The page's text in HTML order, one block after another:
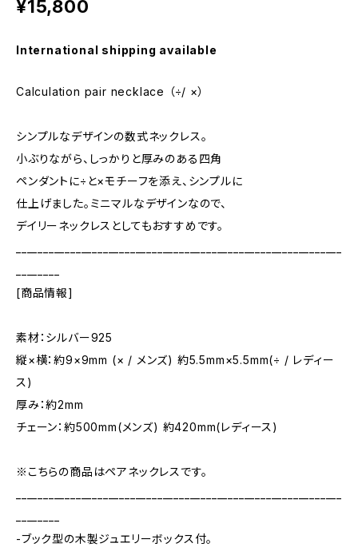
¥15,800
International shipping available
Calculation pair necklace （÷/ ×）
シンプルなデザインの数式ネックレス。
小ぶりながら、しっかりと厚みのある四角
ペンダントに÷と×モチーフを添え、シンプルに
仕上げました。ミニマルなデザインなので、
デイリーネックレスとしてもおすすめです。
[商品情報]
素材：シルバー925
縦×横：約9×9mm (× / メンズ) 約5.5mm×5.5mm(÷ / レディー
ス)
厚み：約2mm
チェーン：約500mm(メンズ) 約420mm(レディース)
※こちらの商品はペアネックレスです。
-ブック型の木製ジュエリーボックス付。